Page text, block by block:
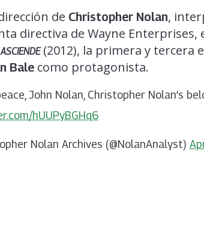
de Christopher Nolan,
directiva de Wayne Enterprises,
(2012), la primera y tercera
Bale como protagonista.
John Nolan, Christopher Nolan’s
hUUPyBGHq6
Nolan Archives (@NolanAnalyst)